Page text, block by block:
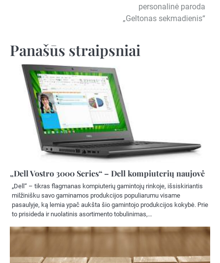
personalinė paroda
„Geltonas sekmadienis“
Panašūs straipsniai
„Dell Vostro 3000 Series“ – Dell kompiuterių naujovė
„Dell“ – tikras flagmanas kompiuterių gamintojų rinkoje, išsiskiriantis
milžinišku savo gaminamos produkcijos populiarumu visame
pasaulyje, ką lemia ypač aukšta šio gamintojo produkcijos kokybė. Prie
to prisideda ir nuolatinis asortimento tobulinimas,…